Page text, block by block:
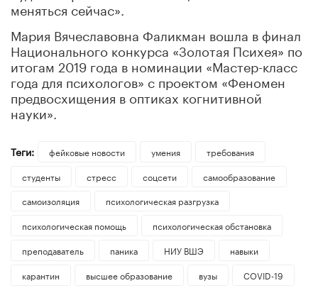
меняться сейчас».
Мария Вячеславовна Фаликман вошла в финал
Национального конкурса «Золотая Психея» по
итогам 2019 года в номинации «Мастер-класс
года для психологов» с проектом «Феномен
предвосхищения в оптиках когнитивной
науки».
Теги: фейковые новости умения
требования
студенты
стресс соцсети
самообразование
самоизоляция
психологическая разгрузка
психологическая помощь
психологическая обстановка
преподаватель
паника НИУ ВШЭ
навыки
карантин
высшее образование вузы COVID-19